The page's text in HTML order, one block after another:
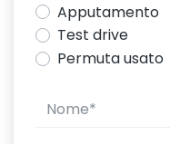
Apputamento
Test drive
Permuta usato